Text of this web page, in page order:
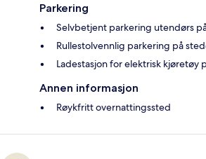
Parkering
Selvbetjent parkering utendørs
Rullestolvennlig parkering på
Ladestasjon for elektrisk kjøretøy
Annen informasjon
Røykfritt overnattingssted